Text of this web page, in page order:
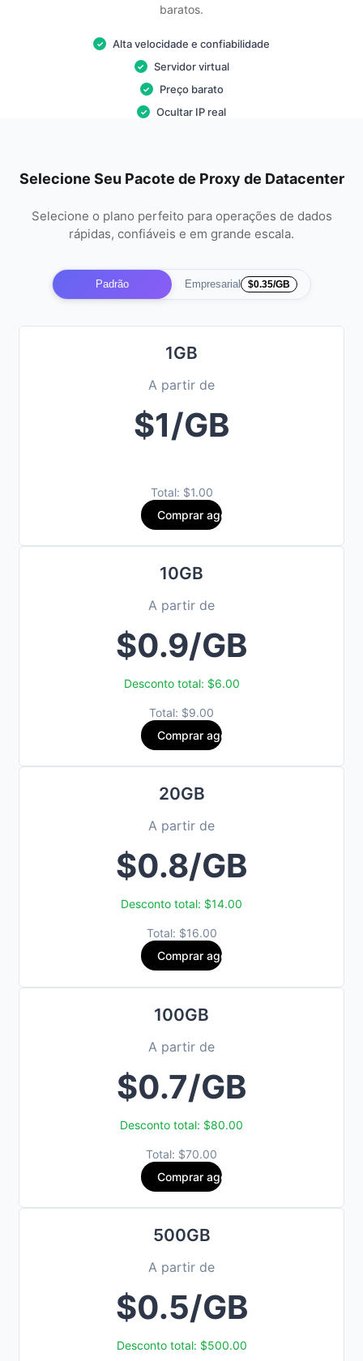
baratos.
✓ Alta velocidade e confiabilidade
✓ Servidor virtual
✓ Preço barato
✓ Ocultar IP real
Selecione Seu Pacote de Proxy de Datacenter
Selecione o plano perfeito para operações de dados
rápidas, confiáveis e em grande escala.
Padrão Empresarial $0.35/GB
1GB
A partir de
$1/GB
Total: $1.00
Comprar agora
10GB
A partir de
$0.9/GB
Desconto total: $6.00
Total: $9.00
Comprar agora
20GB
A partir de
$0.8/GB
Desconto total: $14.00
Total: $16.00
Comprar agora
100GB
A partir de
$0.7/GB
Desconto total: $80.00
Total: $70.00
Comprar agora
500GB
A partir de
$0.5/GB
Desconto total: $500.00